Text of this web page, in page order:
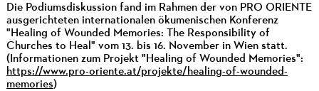
Die Podiumsdiskussion fand im Rahmen der von PRO ORIENTE
ausgerichteten internationalen ökumenischen Konferenz
"Healing of Wounded Memories: The Responsibility of
Churches to Heal" vom 13. bis 16. November in Wien statt.
(Informationen zum Projekt "Healing of Wounded Memories":
https://www.pro-oriente.at/projekte/healing-of-wounded-
memories)